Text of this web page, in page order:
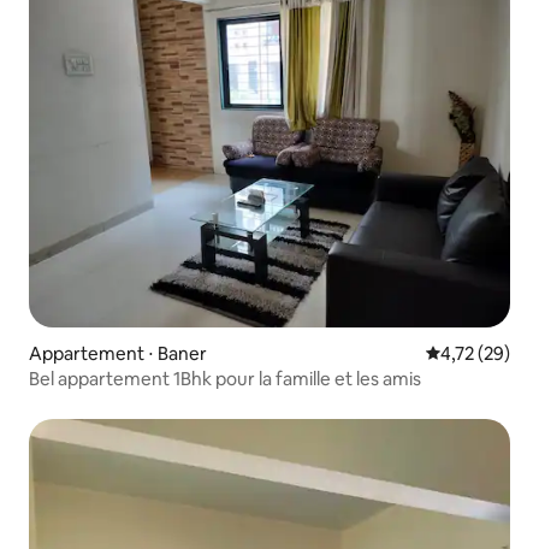
Appartement ⋅ Baner Évaluation
4,72 (29)
Bel appartement 1Bhk pour la famille et les amis